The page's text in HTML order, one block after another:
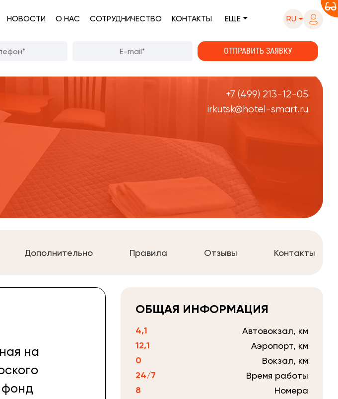
НОВОСТИ О НАС СОТРУДНИЧЕСТВО КОНТАКТЫ ЕЩЕ RU
+7 (499) 213-12-05
irkutsk@hotel-smart.ru
Дополнительно Правила Отзывы Контакты
на
фонд
ОБЩАЯ ИНФОРМАЦИЯ
4,1 Автовокзал, км
12,1 Аэропорт, км
0 Вокзал, км
24/7 Время работы
8 Номера